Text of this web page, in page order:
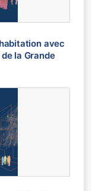
avec
la Grande